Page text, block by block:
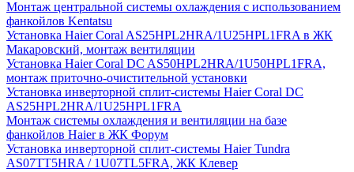
Монтаж центральной системы охлаждения с использованием
фанкойлов Kentatsu
Установка Haier Coral AS25HPL2HRA/1U25HPL1FRA в ЖК
Макаровский, монтаж вентиляции
Установка Haier Coral DC AS50HPL2HRA/1U50HPL1FRA,
монтаж приточно-очистительной установки
Установка инверторной сплит-системы Haier Coral DC
AS25HPL2HRA/1U25HPL1FRA
Монтаж системы охлаждения и вентиляции на базе
фанкойлов Haier в ЖК Форум
Установка инверторной сплит-системы Haier Tundra
AS07TT5HRA / 1U07TL5FRA, ЖК Клевер